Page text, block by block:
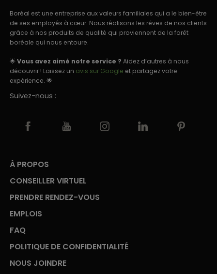
Boréal est une entreprise aux valeurs familiales qui a le bien-être
de ses employés à cœur. Nous réalisons les rêves de nos clients
grâce à nos produits de qualité qui proviennent de la forêt
boréale qui nous entoure.
🌟Vous avez aimé notre service ? Aidez d’autres à nous
découvrir ! Laissez un avis sur Google et partagez votre
expérience. 🌟
Suivez-nous :
À PROPOS
CONSEILLER VIRTUEL
PRENDRE RENDEZ-VOUS
EMPLOIS
FAQ
POLITIQUE DE CONFIDENTIALITÉ
NOUS JOINDRE